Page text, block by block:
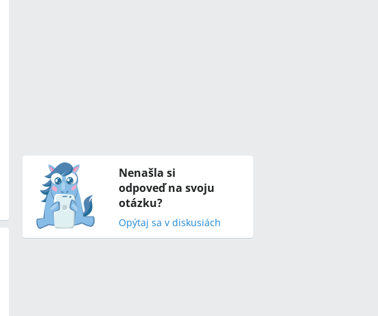
Nenašla si
odpoveď na svoju
otázku?
Opýtaj sa v diskusiách